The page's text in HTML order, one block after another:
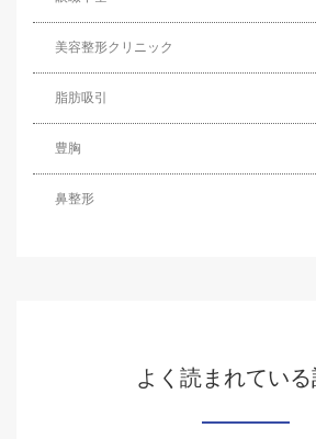
美容整形クリニック
脂肪吸引
豊胸
鼻整形
よく読まれてい